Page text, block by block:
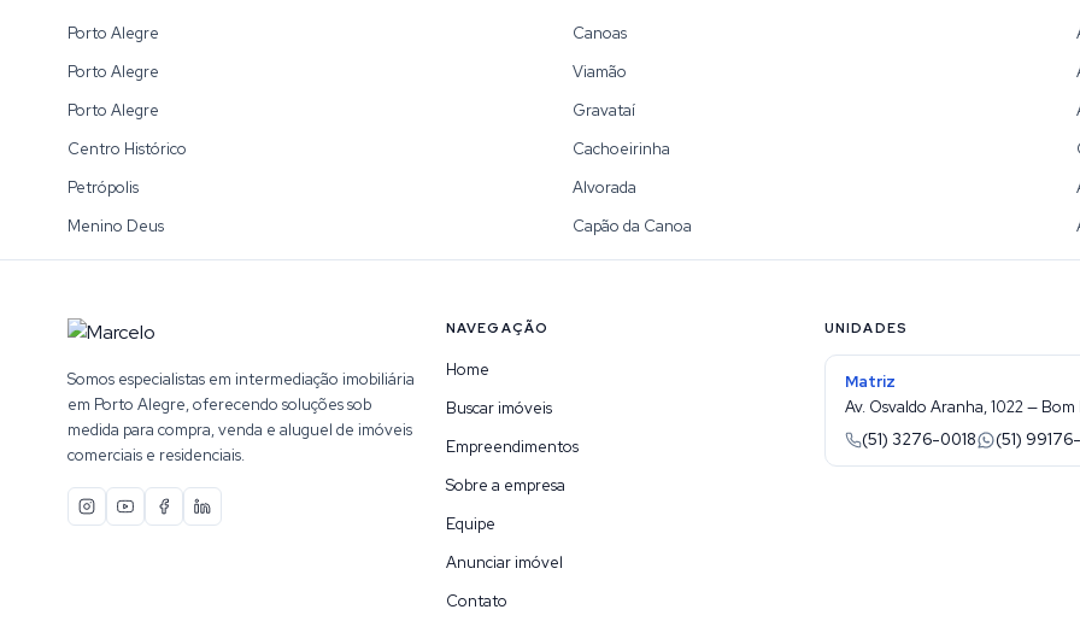
Porto Alegre
Porto Alegre
Porto Alegre
Centro Histórico
Petrópolis
Menino Deus
Canoas
Viamão
Gravataí
Cachoeirinha
Alvorada
Capão da Canoa
Somos especialistas em intermediação imobiliária
em Porto Alegre, oferecendo soluções sob
medida para compra, venda e aluguel de imóveis
comerciais e residenciais.
NAVEGAÇÃO
Home
Buscar imóveis
Empreendimentos
Sobre a empresa
Equipe
Anunciar imóvel
Contato
UNIDADES
Matriz
Av. Osvaldo Aranha, 1022 —
(51) 3276-0018
(51)